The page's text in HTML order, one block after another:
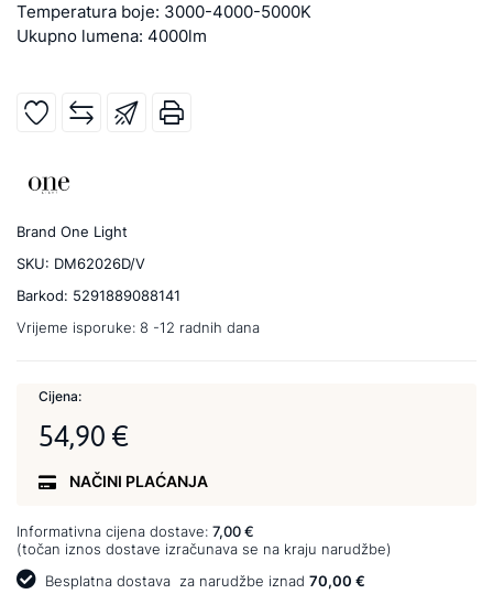
Temperatura boje: 3000-4000-5000K
Ukupno lumena: 4000lm
Brand One Light
SKU: DM62026D/V
Barkod: 5291889088141
Vrijeme isporuke: 8 -12 radnih dana
Cijena:
54,90 €
NAČINI PLAĆANJA
Informativna cijena dostave: 7,00 €
(točan iznos dostave izračunava se na kraju narudžbe)
Besplatna dostava za narudžbe iznad 70,00 €